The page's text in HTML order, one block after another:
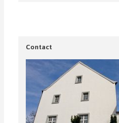
Contact